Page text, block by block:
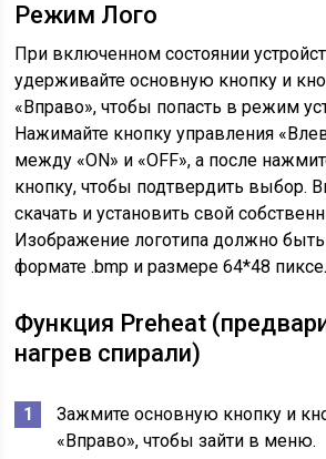
Режим Лого
При включенном состоянии
удерживайте основную кнопку и
«Вправо», чтобы попасть в режим
Нажимайте кнопку управления
между «ON» и «OFF», а после
кнопку, чтобы подтвердить выбор.
скачать и установить свой
Изображение логотипа должно
формате .bmp и размере 64*48
Функция Preheat
нагрев спирали)
Зажмите основную кнопку и
«Вправо», чтобы зайти в меню.